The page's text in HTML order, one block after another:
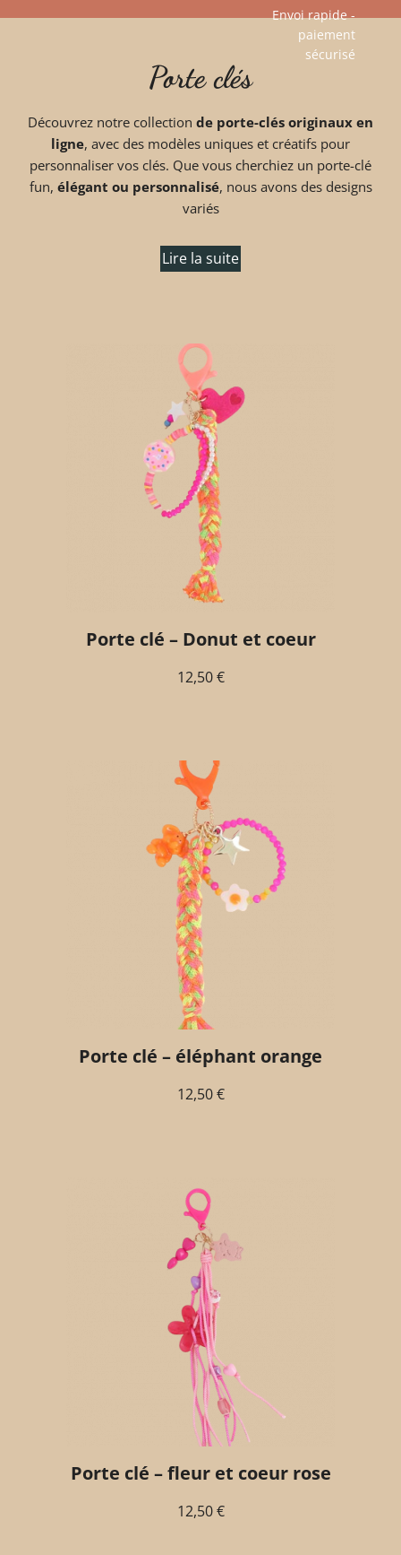
Envoi rapide -
paiement
sécurisé​
Porte clés
Découvrez notre collection de porte-clés originaux en
ligne, avec des modèles uniques et créatifs pour
personnaliser vos clés. Que vous cherchiez un porte-clé
fun, élégant ou personnalisé, nous avons des designs
variés
Lire la suite
Porte clé – Donut et coeur
12,50€
Porte clé – éléphant orange
12,50€
Porte clé – fleur et coeur rose
12,50€